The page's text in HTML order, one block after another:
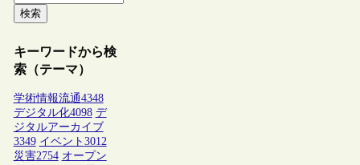
検索
キーワードから検
索（テーマ）
学術情報流通4348
デジタル化4098 デ
ジタルアーカイブ
3349 イベント 3012
災害2754 オープン